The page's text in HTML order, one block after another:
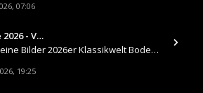
07:06
- V…
Hallo , Hier sind nun meine Bilder 2026er Klassikwelt Bodensee 😀 https://up.picr.de/51125547rb.jpg https://up.pi
19:25